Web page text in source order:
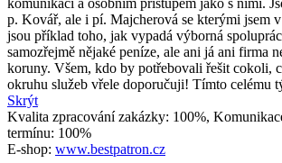
p. Kovář, ale i pí. Majcherová se kterými jsem
jsou příklad toho, jak vypadá výborná
samozřejmě nějaké peníze, ale ani já ani firma
koruny. Všem, kdo by potřebovali řešit cokoli,
okruhu služeb vřele doporučuji! Tímto celému
Skrýt
Kvalita zpracování zakázky: 100%,
termínu: 100%
E-shop: www.bestpatron.cz